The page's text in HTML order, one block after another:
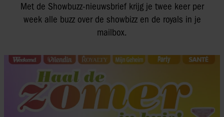
Met de Showbuzz-nieuwsbrief krijg je twee keer per
week alle buzz over de showbizz en de royals in je
mailbox.